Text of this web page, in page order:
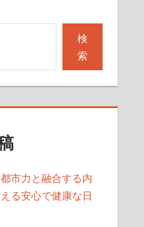
検
索
市力と融合する内
る安心で健康な日